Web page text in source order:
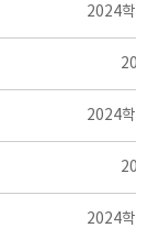
2024학
2024학
2024학